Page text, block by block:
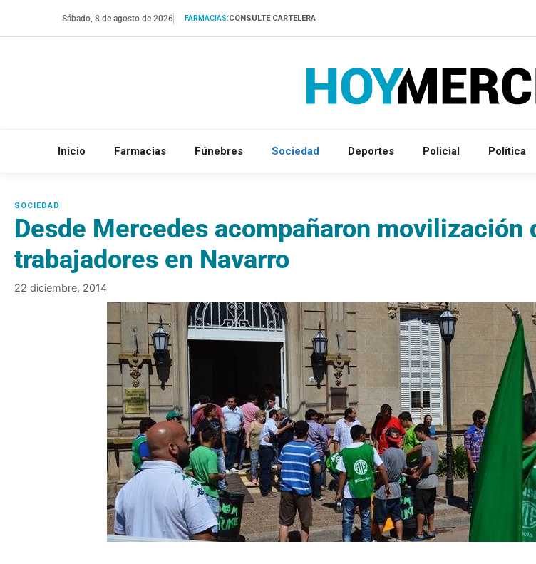
Sábado, 8 de agosto de 2026 FARMACIAS:CONSULTE CARTELERA
Inicio Farmacias Fúnebres Sociedad Deportes Policial Política
Desde Mercedes acompañaron movilización
trabajadores en Navarro
22 diciembre, 2014